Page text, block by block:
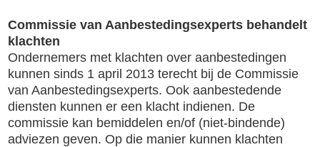
Commissie van Aanbestedingsexperts behandelt
klachten
Ondernemers met klachten over aanbestedingen
kunnen sinds 1 april 2013 terecht bij de Commissie
van Aanbestedingsexperts. Ook aanbestedende
diensten kunnen er een klacht indienen. De
commissie kan bemiddelen en/of (niet-bindende)
adviezen geven. Op die manier kunnen klachten